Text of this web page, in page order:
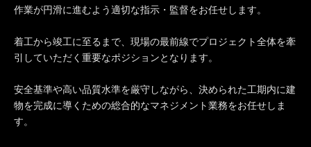
作業が円滑に進むよう適切な指示・監督をお任せします。
着工から竣工に至るまで、現場の最前線でプロジェクト全体を牽
引していただく重要なポジションとなります。
安全基準や高い品質水準を厳守しながら、決められた工期内に建
物を完成に導くための総合的なマネジメント業務をお任せしま
す。